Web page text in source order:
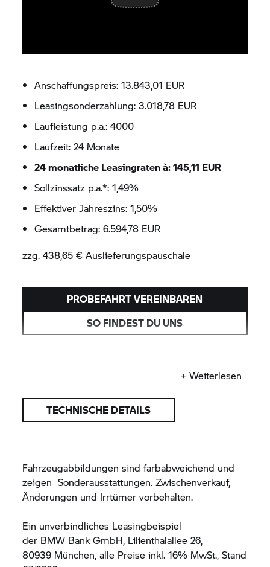
Anschaffungspreis: 13.843,01 EUR
Leasingsonderzahlung: 3.018,78 EUR
Laufleistung p.a.: 4000
Laufzeit: 24 Monate
24 monatliche Leasingraten à: 145,11 EUR
Sollzinssatz p.a.*: 1,49%
Effektiver Jahreszins: 1,50%
Gesamtbetrag: 6.594,78 EUR
zzg. 438,65 € Auslieferungspauschale
PROBEFAHRT VEREINBAREN
SO FINDEST DU UNS
+ Weiterlesen
TECHNISCHE DETAILS
Fahrzeugabbildungen sind farbabweichend und
zeigen Sonderausstattungen. Zwischenverkauf,
Änderungen und Irrtümer vorbehalten.
Ein unverbindliches Leasingbeispiel
der BMW Bank GmbH, Lilienthalallee 26,
80939 München, alle Preise inkl. 16% MwSt., Stand